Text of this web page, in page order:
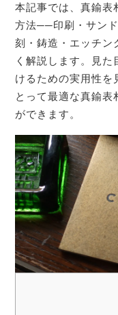
本記事では、真鍮表
方法──印刷・サン
刻・鋳造・エッチ
く解説します。見
けるための実用性を
とって最適な真鍮表
ができます。